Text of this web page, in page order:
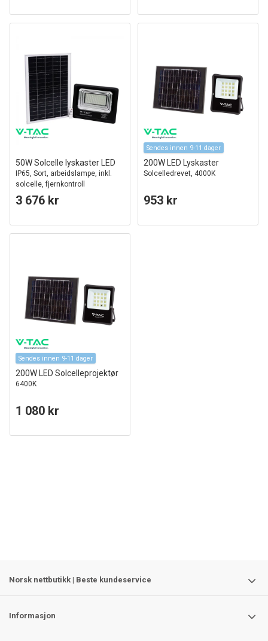
50W Solcelle lyskaster LED
IP65, Sort, arbeidslampe, inkl.
solcelle, fjernkontroll
3 676 kr
Sendes innen 9-11 dager
200W LED Lyskaster
Solcelledrevet, 4000K
953 kr
Sendes innen 9-11 dager
200W LED Solcelleprojektør
6400K
1 080 kr
Norsk nettbutikk | Beste kundeservice
Informasjon